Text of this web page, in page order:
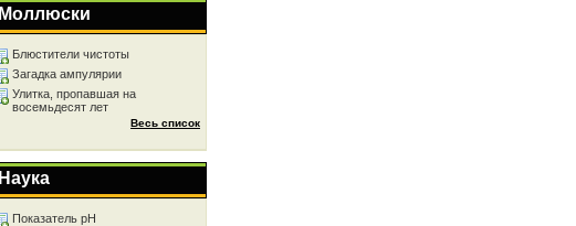
Моллюски
Блюстители чистоты
Загадка ампулярии
Улитка, пропавшая на
восемьдесят лет
Весь список
Наука
Показатель рН